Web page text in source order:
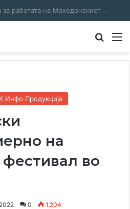
Инфо Продукција
на
во
0 1,204